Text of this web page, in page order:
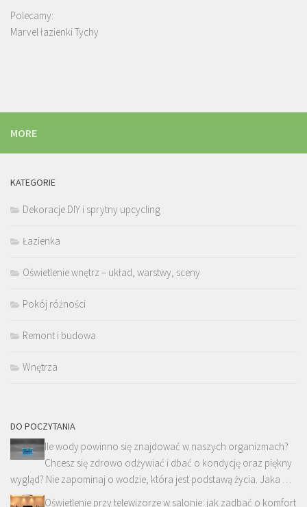
Polecamy:
Marvel łazienki Tychy
MORE
KATEGORIE
Dekoracje DIY i sprytny upcycling
Łazienka
Oświetlenie wnętrz – układ, warstwy, sceny
Pokój różności
Remont i budowa
Wnętrza
DO POCZYTANIA
Ile wody powinno się znajdować w naszych organizmach?
Chcesz się zdrowo odżywiać i dbać o kondycję oraz piękny
wygląd? Nie zapominaj o wodzie, która jest podstawą życia. Jaka …
Oświetlenie przy telewizorze w salonie: jak zadbać o komfort